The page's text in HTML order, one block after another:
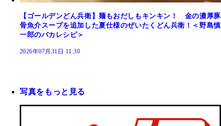
【ゴールデンどん兵衛】麺もおだしもキンキン！ 金の濃厚豚
骨魚介スープを追加した夏仕様のぜいたくどん兵衛！＜野島慎
一郎のバカレシピ＞
2026年07月31日 11:30
写真をもっと見る